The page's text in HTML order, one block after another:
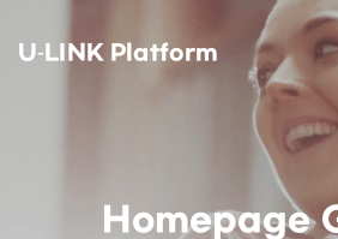
U-LINK Platform
Homepage